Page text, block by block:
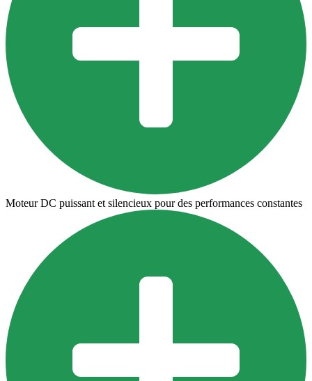
Moteur DC puissant et silencieux pour des performances constantes